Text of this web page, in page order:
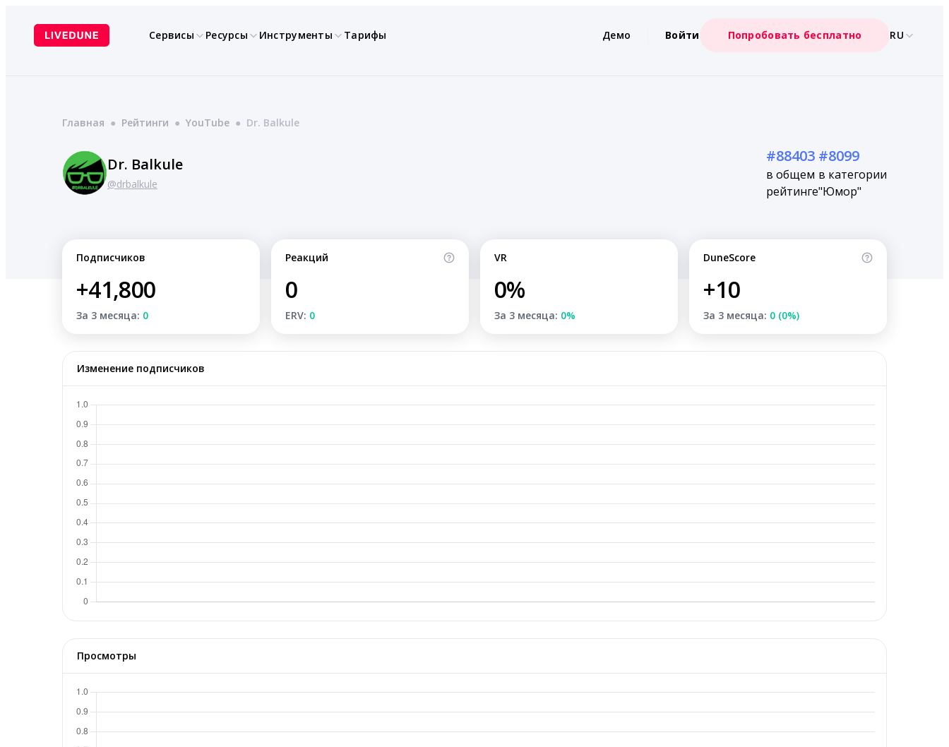
содержимому
Сервисы Ресурсы Инструменты Тарифы Демо Войти Попробовать бесплатно RU
Главная ● Рейтинги ● YouTube ● Dr. Balkule
Dr. Balkule
@drbalkule
#88403
в общем
рейтинге
#8099
в категории
"Юмор"
Подписчиков
+41,800
За 3 месяца: 0
Реакций
0
ERV: 0
VR
0%
За 3 месяца: 0%
DuneScore
+10
За 3 месяца: 0 (0%)
Изменение подписчиков
Просмотры